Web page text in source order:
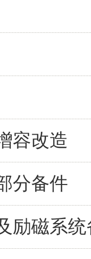
容改造
分备件
励磁系统